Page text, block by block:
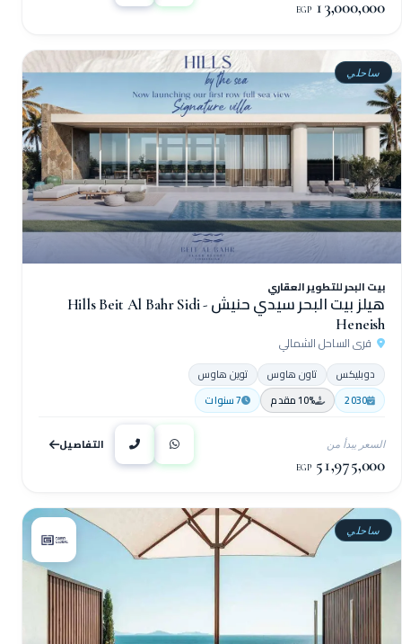
13,000,000
EGP
ساحلي
بيت البحر للتطوير العقاري
هيلز بيت البحر سيدي حنيش - Hills Beit Al Bahr Sidi
Heneish
قرى الساحل الشمالي
دوبليكس تاون هاوس
توين هاوس
2030
10% مقدم 7 سنوات
السعر يبدأ من
51,975,000
EGP
التفاصيل
ساحلي